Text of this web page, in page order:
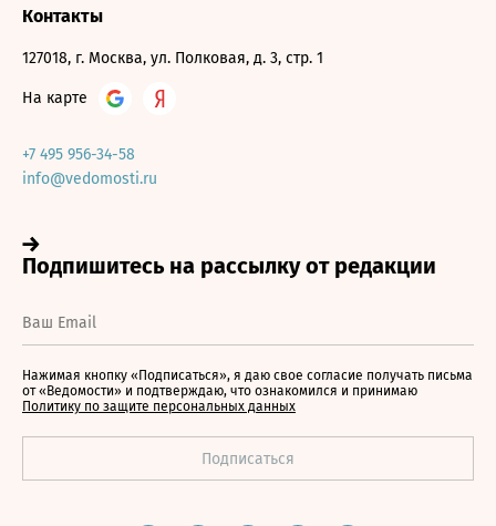
Контакты
127018, г. Москва, ул. Полковая, д. 3, стр. 1
На карте
+7 495 956-34-58
info@vedomosti.ru
Нажимая кнопку «Подписаться», я даю свое согласие получать письма
от «Ведомости» и подтверждаю, что ознакомился и принимаю
Политику по защите персональных данных